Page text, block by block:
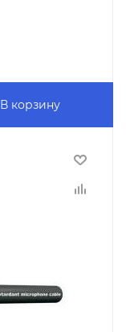
В корзину